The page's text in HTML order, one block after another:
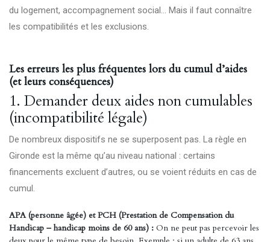
du logement, accompagnement social… Mais il faut connaître
les compatibilités et les exclusions.
Les erreurs les plus fréquentes lors du cumul d’aides
(et leurs conséquences)
1. Demander deux aides non cumulables
(incompatibilité légale)
De nombreux dispositifs ne se superposent pas. La règle en
Gironde est la même qu’au niveau national : certains
financements excluent d’autres, ou se voient réduits en cas de
cumul.
APA (personne âgée) et PCH (Prestation de Compensation du
Handicap – handicap moins de 60 ans) : On ne peut pas percevoir les